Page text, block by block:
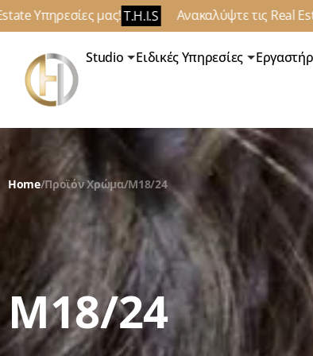
μας!T.H.I.S Ανακαλύψτε τις Real Estate
Studio Ειδικές Υπηρεσίες
Home/Προϊόν Χρώμα/M18/24
M18/24